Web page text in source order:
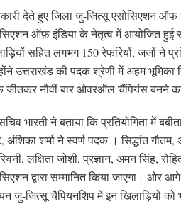
देते हुए जिला जु-जित्सू एसोसिएशन
ऑफ़ इंडिया के नेतृत्व में आयोजित हुई
सहित लगभग 150 रेफरियों, जजों ने
उत्तराखंड की पदक श्रेणी में अहम
जीतकर नौवीं बार ओवरऑल चैंपियंस बनने का
भारती ने बताया कि प्रतियोगिता में
अंशिका शर्मा ने स्वर्ण पदक । सिद्धांत
लक्षिता जोशी, प्रज्ञान, अमन सिंह,
द्वारा सम्मानित किया जाएगा। ओर
जु-जित्सू चैंपियनशिप में इन खिलाड़ियों को